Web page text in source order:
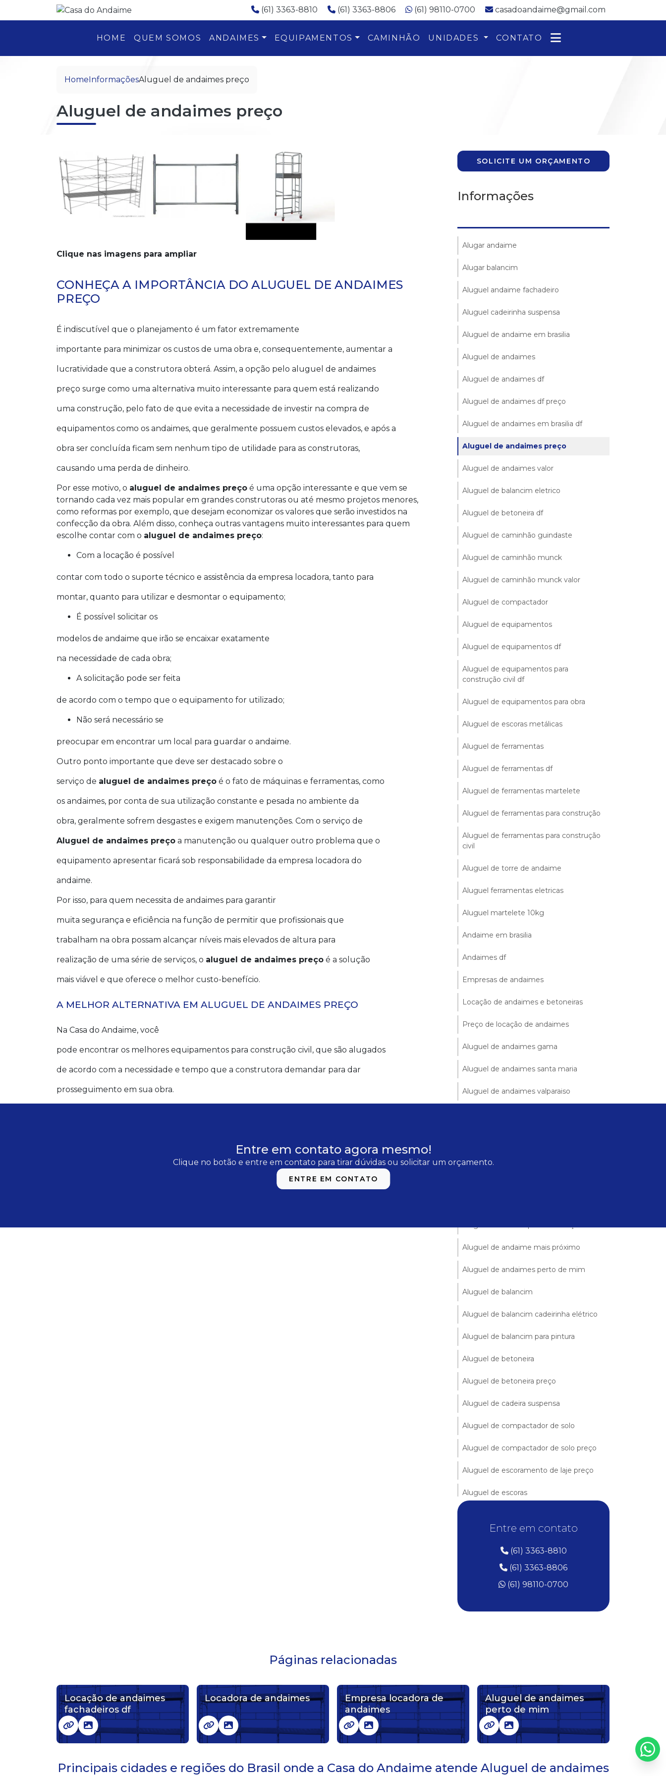
(61) 3363-8810 (61) 3363-8806 (61) 98110-0700 casadoandaime@gmail.com
HOME QUEM SOMOS ANDAIMES EQUIPAMENTOS CAMINHÃO UNIDADES CONTATO
HomeInformaçõesAluguel de andaimes preço
Aluguel de andaimes preço
Clique nas imagens para ampliar
CONHEÇA A IMPORTÂNCIA DO ALUGUEL DE ANDAIMES
PREÇO
É indiscutível que o planejamento é um fator extremamente
importante para minimizar os custos de uma obra e, consequentemente, aumentar a
lucratividade que a construtora obterá. Assim, a opção pelo aluguel de andaimes
preço surge como uma alternativa muito interessante para quem está realizando
uma construção, pelo fato de que evita a necessidade de investir na compra de
equipamentos como os andaimes, que geralmente possuem custos elevados, e após a
obra ser concluída ficam sem nenhum tipo de utilidade para as construtoras,
causando uma perda de dinheiro.
Por esse motivo, o aluguel de andaimes preço é uma opção interessante e que vem se
tornando cada vez mais popular em grandes construtoras ou até mesmo projetos menores,
como reformas por exemplo, que desejam economizar os valores que serão investidos na
confecção da obra. Além disso, conheça outras vantagens muito interessantes para quem
escolhe contar com o aluguel de andaimes preço:
Com a locação é possível
contar com todo o suporte técnico e assistência da empresa locadora, tanto para
montar, quanto para utilizar e desmontar o equipamento;
É possível solicitar os
modelos de andaime que irão se encaixar exatamente
na necessidade de cada obra;
A solicitação pode ser feita
de acordo com o tempo que o equipamento for utilizado;
Não será necessário se
preocupar em encontrar um local para guardar o andaime.
Outro ponto importante que deve ser destacado sobre o
serviço de aluguel de andaimes preço é o fato de máquinas e ferramentas, como
os andaimes, por conta de sua utilização constante e pesada no ambiente da
obra, geralmente sofrem desgastes e exigem manutenções. Com o serviço de
Aluguel de andaimes preço a manutenção ou qualquer outro problema que o
equipamento apresentar ficará sob responsabilidade da empresa locadora do
andaime.
Por isso, para quem necessita de andaimes para garantir
muita segurança e eficiência na função de permitir que profissionais que
trabalham na obra possam alcançar níveis mais elevados de altura para
realização de uma série de serviços, o aluguel de andaimes preço é a solução
mais viável e que oferece o melhor custo-benefício.
A MELHOR ALTERNATIVA EM ALUGUEL DE ANDAIMES PREÇO
Na Casa do Andaime, você
pode encontrar os melhores equipamentos para construção civil, que são alugados
de acordo com a necessidade e tempo que a construtora demandar para dar
prosseguimento em sua obra.
Entre em contato agora mesmo!
Clique no botão e entre em contato para tirar dúvidas ou solicitar um orçamento.
ENTRE EM CONTATO
SOLICITE UM ORÇAMENTO
Informações
Alugar andaime
Alugar balancim
Aluguel andaime fachadeiro
Aluguel cadeirinha suspensa
Aluguel de andaime em brasilia
Aluguel de andaimes
Aluguel de andaimes df
Aluguel de andaimes df preço
Aluguel de andaimes em brasilia df
Aluguel de andaimes preço
Aluguel de andaimes valor
Aluguel de balancim eletrico
Aluguel de betoneira df
Aluguel de caminhão guindaste
Aluguel de caminhão munck
Aluguel de caminhão munck valor
Aluguel de compactador
Aluguel de equipamentos
Aluguel de equipamentos df
Aluguel de equipamentos para
construção civil df
Aluguel de equipamentos para obra
Aluguel de escoras metálicas
Aluguel de ferramentas
Aluguel de ferramentas df
Aluguel de ferramentas martelete
Aluguel de ferramentas para construção
Aluguel de ferramentas para construção
civil
Aluguel de torre de andaime
Aluguel ferramentas eletricas
Aluguel martelete 10kg
Andaime em brasilia
Andaimes df
Empresas de andaimes
Locação de andaimes e betoneiras
Preço de locação de andaimes
Aluguel de andaimes gama
Aluguel de andaimes santa maria
Aluguel de andaimes valparaiso
Locação de andaimes valparaiso
Aluguel de andaime mais próximo
Aluguel de andaimes perto de mim
Aluguel de balancim
Aluguel de balancim cadeirinha elétrico
Aluguel de balancim para pintura
Aluguel de betoneira
Aluguel de betoneira preço
Aluguel de cadeira suspensa
Aluguel de compactador de solo
Aluguel de compactador de solo preço
Aluguel de escoramento de laje preço
Aluguel de escoras
Aluguel de guincho
Aluguel martelo demolidor preço
Andaime fachadeiro aluguel preço
Andaime para alugar
Entre em contato
(61) 3363-8810
(61) 3363-8806
(61) 98110-0700
Páginas relacionadas
Locação de andaimes
fachadeiros df
Locadora de andaimes
Empresa locadora de
andaimes
Aluguel de andaimes
perto de mim
Principais cidades e regiões do Brasil onde a Casa do Andaime atende Aluguel de andaimes